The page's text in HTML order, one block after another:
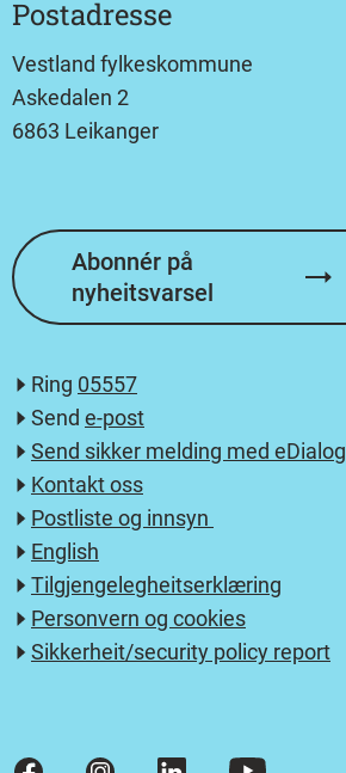
Postadresse
Vestland fylkeskommune
Askedalen 2
6863 Leikanger
Abonnér på
nyheitsvarsel
Ring 05557
Send e-post
Send sikker melding med eDialog
Kontakt oss
Postliste og innsyn
English
Tilgjengelegheitserklæring
Personvern og cookies
Sikkerheit/security policy report